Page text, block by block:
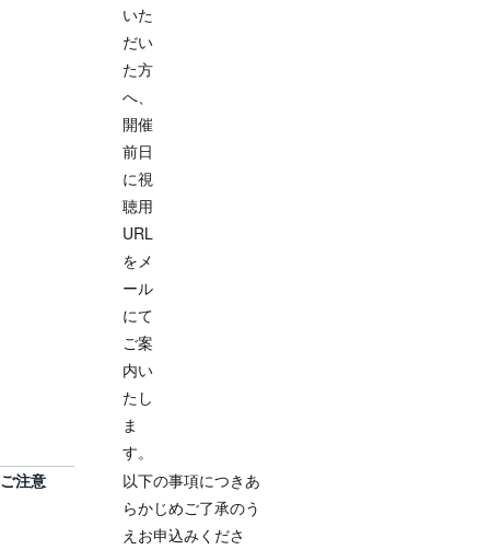
いた
だい
た方
へ、
開催
前日
に視
聴用
URL
をメ
ール
にて
ご案
内い
たし
ま
す。
ご注意
以下の事項につきあ
らかじめご了承のう
えお申込みくださ